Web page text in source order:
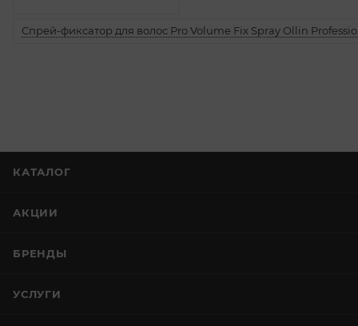
Спрей-фиксатор для волос Pro Volume Fix Spray Ollin
КАТАЛОГ
АКЦИИ
БРЕНДЫ
УСЛУГИ